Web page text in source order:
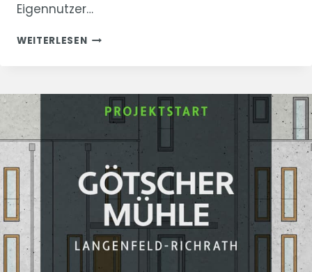
Eigennutzer…
WEITERLESENPROJEKTSTART